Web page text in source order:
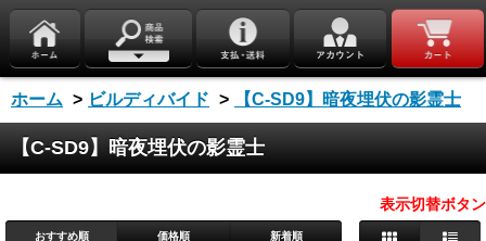
ホーム > ビルディバイド > 【C-SD9】暗夜埋伏の影霊士
【C-SD9】暗夜埋伏の影霊士
表示切替ボタン
おすすめ順 価格順 新着順